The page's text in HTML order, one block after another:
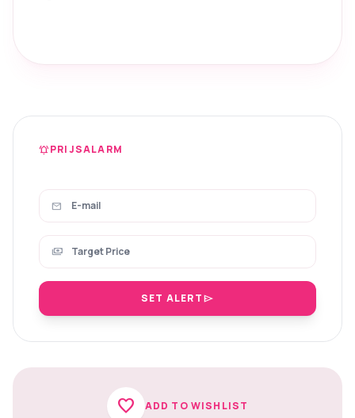
notifications_activePRIJSALARM
mail
payments
SET ALERTsend
favorite ADD TO WISHLIST